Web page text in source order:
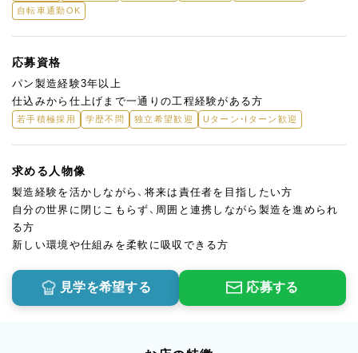
自転車通勤OK
応募資格
パン製造経験3年以上
仕込みから仕上げまで一通りの工程経験がある方
若手積極採用 学歴不問 独立希望歓迎 Uターン・Iターン歓迎
求める人物像
製造経験を活かしながら、将来は責任者を目指したい方
自分の世界に閉じこもらず、周囲と連携しながら製造を進められ
る方
新しい環境や仕組みを柔軟に吸収できる方
見学を希望する 応募する